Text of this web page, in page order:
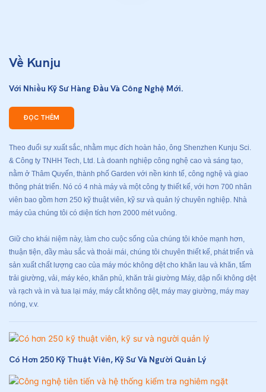
Về Kunju
Với Nhiều Kỹ Sư Hàng Đầu Và Công Nghệ Mới.
ĐỌC THÊM
Theo đuổi sự xuất sắc, nhằm mục đích hoàn hảo, ông Shenzhen Kunju Sci.
& Công ty TNHH Tech, Ltd. Là doanh nghiệp công nghệ cao và sáng tạo,
nằm ở Thâm Quyến, thành phố Garden với nền kinh tế, công nghệ và giao
thông phát triển. Nó có 4 nhà máy và một công ty thiết kế, với hơn 700 nhân
viên bao gồm hơn 250 kỹ thuật viên, kỹ sư và quản lý chuyên nghiệp. Nhà
máy của chúng tôi có diện tích hơn 2000 mét vuông.
Giữ cho khái niệm này, làm cho cuộc sống của chúng tôi khỏe mạnh hơn,
thuận tiện, đầy màu sắc và thoải mái, chúng tôi chuyên thiết kế, phát triển và
sản xuất chất lượng cao của máy móc không dệt cho khăn lau và khăn, tấm
trải giường, vải, máy kéo, khăn phủ, khăn trải giường Máy, dập nổi không dệt
và rạch và in và tua lại máy, máy cắt không dệt, máy may giường, máy may
nóng, v.v.
Có Hơn 250 Kỹ Thuật Viên, Kỹ Sư Và Người Quản Lý